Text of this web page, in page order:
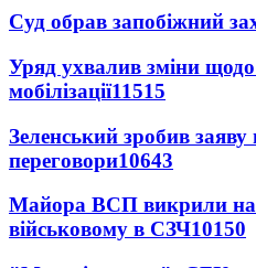
Суд обрав запобіжний
Уряд ухвалив зміни щодо
мобілізації11515
Зеленський зробив
переговори10643
Майора ВСП викрили на
військовому в СЗЧ10150